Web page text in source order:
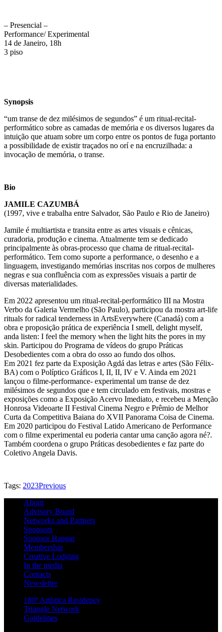
– Presencial –
Performance/ Experimental
14 de Janeiro, 18h
3 piso
Synopsis
“um transe de dez milésimos de segundos” é um ritual-recital-
performático sobre as camadas de memória e os diversos lugares da
intuição que atuam sobre um corpo entre os pontos de fuga portanto
a possibilidade de existir traçados no orí e na encruzilhada: a
invocação de memória, o transe.
Bio
JAMILE CAZUMBÁ
(1997, vive e trabalha entre Salvador, São Paulo e Rio de Janeiro)
Jamile é multiartista e transita entre as artes visuais e cênicas,
curadoria, produção e cinema. Atualmente tem se dedicado
principalmente às obras-processo que chama de ritual-recital-
performático. Tem como suporte a performance, o desenho e a
linguagem, investigando memórias inscritas nos corpos de mulheres
negras e sua confluência com as expressões visuais a partir de
diversas materialidades.
Em 2022 apresentou um ritual-recital-performático III na Mostra
Verbo da Galeria Vermelho (São Paulo), participou da mostra art-life
rituals for radical tenderness in ArtsEverywhere (Canadá) com a
obra e proposição prática de experiência I smell, delight myself,
anda listen: I feel the memory when the light hits the pores in my
skin. Participou do Programa de vídeos do grupo Práticas
Desobedientes com a obra do osso ao fundo dos olhos.
Em 2021 fez parte da Exposição Agdá das letras e artes (São Félix-
BA) com o Políptico Gráficos I, II, II, IV e V. Ainda em 2021
lançou o filme-performance- experimental um transe de dez
milésimos de segundos que e tem circulado em festivais, mostras e
exposições como a Exposição Acervo Imediato, e recebeu a Menção
Honrosa Videoarte II Festival Cinema Negro e Prêmio de Melhor
Curta da Competitiva Baiana do XVII Panorama Coisa de Cinema.
Em 2020 participou do Festival Latido Americano de Performance
com o filme experimental eu poderia cantar uma canção agora né?.
Também coordena o grupo Práticas desobedientes e faz parte do
Coletivo Angela Davis.
Tags: 2023Previous
About
Advisory Board
Networks and Partners
Sponsors
Sponsor Hangar
Membership
Creative Lodging
In the media
Contacts
Newsletter
180º Artística Residency
Triangle Network
Guidelines